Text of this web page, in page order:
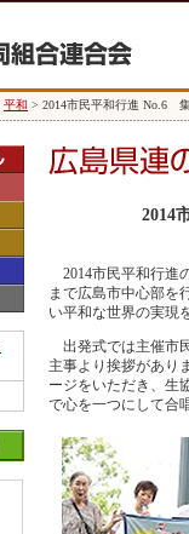
平和 > 2014市民平和行進 No.6
2014
2014市民平和行進
まで広島市中心部を
い平和な世界の実現
出発式では主催市
主事より挨拶があり
ージをいただき、生
で心を一つにして合